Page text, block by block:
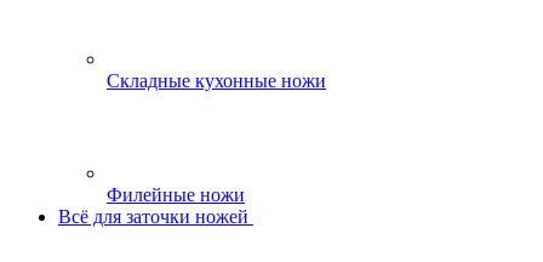
Складные кухонные ножи
Филейные ножи
Всё для заточки ножей